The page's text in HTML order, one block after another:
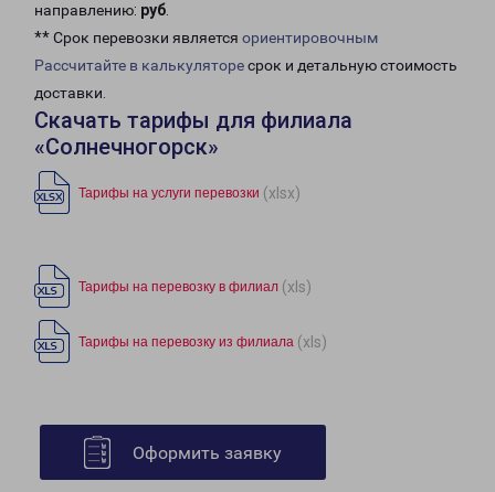
направлению: руб.
** Срок перевозки является ориентировочным
Рассчитайте в калькуляторесрок и детальную стоимость
доставки.
Скачать тарифы для филиала
«Солнечногорск»
Тарифы на услуги перевозки (xlsx)
Тарифы на перевозку в филиал (xls)
Тарифы на перевозку из филиала (xls)
Оформить заявку